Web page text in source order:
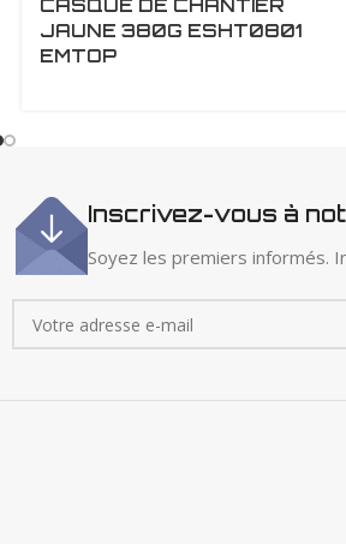
CASQUE DE CHANTIER
JAUNE 380G ESHT0801
EMTOP
Inscrivez-vous à
Soyez les premiers informés.